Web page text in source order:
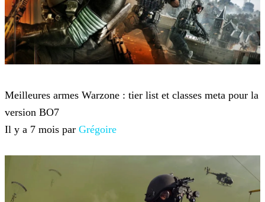
Meilleures armes Warzone : tier list et classes meta pour la
version BO7
Il y a 7 mois par Grégoire